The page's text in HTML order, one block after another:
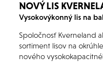
niekoľko možností, ako
nápravy, podporuje
NOVÝ LIS
Vysokovýkonný lis na
Spoločnosť Kverneland
sortiment lisov na
nového